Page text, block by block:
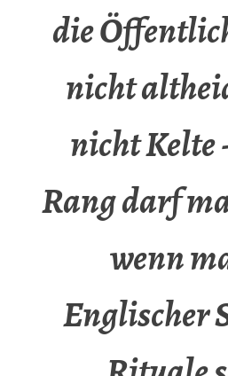
die
nicht
nicht Kelte
Rang darf
wenn
Englischer